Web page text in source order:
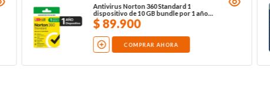
Antivirus Norton 360 Standard 1
dispositivo de 10 GB bundle por 1 año
(código digital)
$89.900
COMPRAR AHORA